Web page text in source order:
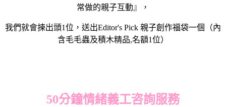
常做的親子互動』，
我們就會揀出頭1位，送出Editor's Pick 親子創作福袋一個（內
含毛毛蟲及積木精品,名額1位）
50分鐘情緒義工咨詢服務